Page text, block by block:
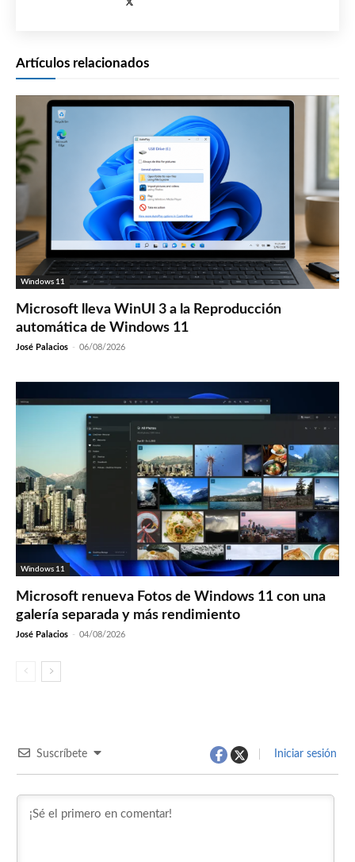
Artículos relacionados
Windows 11
Microsoft lleva WinUI 3 a la Reproducción
automática de Windows 11
José Palacios - 06/08/2026
Windows 11
Microsoft renueva Fotos de Windows 11 con una
galería separada y más rendimiento
José Palacios - 04/08/2026
Suscríbete Iniciar sesión